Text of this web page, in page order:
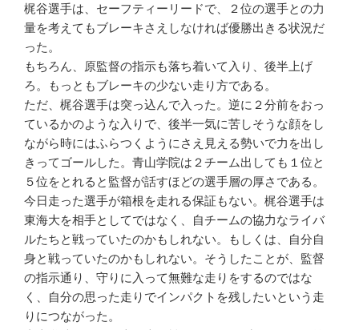
梶谷選手は、セーフティーリードで、２位の選手との力
量を考えてもブレーキさえしなければ優勝出きる状況だ
った。
もちろん、原監督の指示も落ち着いて入り、後半上げ
ろ。もっともブレーキの少ない走り方である。
ただ、梶谷選手は突っ込んで入った。逆に２分前をおっ
ているかのような入りで、後半一気に苦しそうな顔をし
ながら時にはふらつくようにさえ見える勢いで力を出し
きってゴールした。青山学院は２チーム出しても１位と
５位をとれると監督が話すほどの選手層の厚さである。
今日走った選手が箱根を走れる保証もない。梶谷選手は
東海大を相手としてではなく、自チームの協力なライバ
ルたちと戦っていたのかもしれない。もしくは、自分自
身と戦っていたのかもしれない。そうしたことが、監督
の指示通り、守りに入って無難な走りをするのではな
く、自分の思った走りでインパクトを残したいという走
りにつながった。